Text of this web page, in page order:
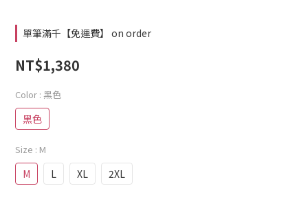
單筆滿千【免運費】 on order
NT$1,380
Color : 黑色
黑色
Size : M
M L XL 2XL